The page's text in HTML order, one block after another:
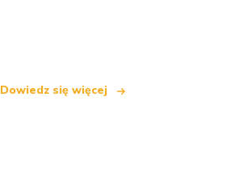
Dowiedz się więcej